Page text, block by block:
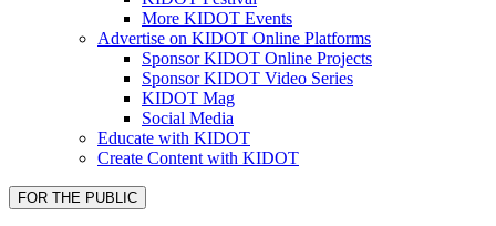
More KIDOT Events
Advertise on KIDOT Online Platforms
Sponsor KIDOT Online Projects
Sponsor KIDOT Video Series
KIDOT Mag
Social Media
Educate with KIDOT
Create Content with KIDOT
FOR THE PUBLIC